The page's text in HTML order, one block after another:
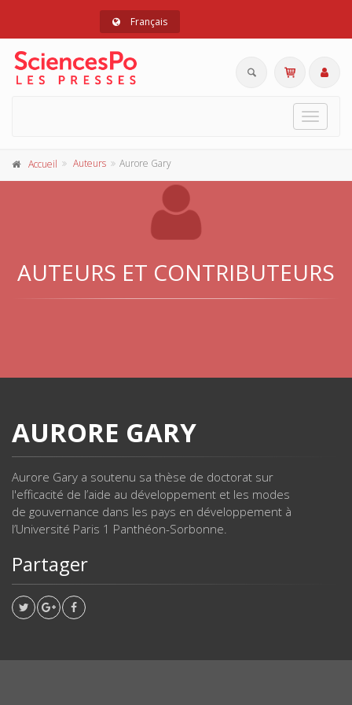
Français
Toggle
Accueil Auteurs Aurore Gary
AUTEURS ET CONTRIBUTEURS
AURORE GARY
Aurore Gary a soutenu sa thèse de doctorat sur
l'efficacité de l’aide au développement et les modes
de gouvernance dans les pays en développement à
l’Université Paris 1 Panthéon-Sorbonne.
Partager